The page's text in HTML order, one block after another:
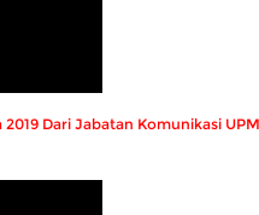
2019 Dari Jabatan Komunikasi